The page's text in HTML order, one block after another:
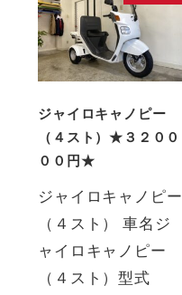
ジャイロキャノピー
（４スト）★３２００
００円★
ジャイロキャノピー
（４スト） 車名ジ
ャイロキャノピー
（４スト）型式